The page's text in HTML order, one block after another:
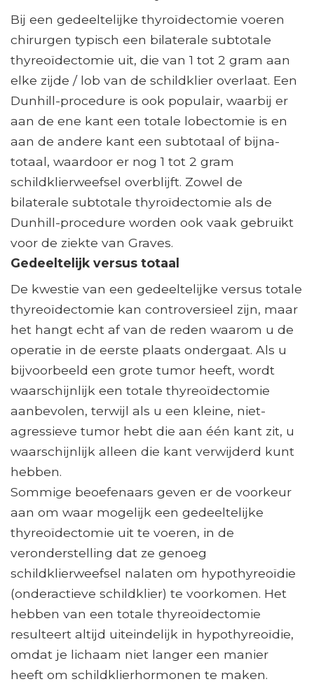
Bij een gedeeltelijke thyroïdectomie voeren
chirurgen typisch een bilaterale subtotale
thyreoïdectomie uit, die van 1 tot 2 gram aan
elke zijde / lob van de schildklier overlaat. Een
Dunhill-procedure is ook populair, waarbij er
aan de ene kant een totale lobectomie is en
aan de andere kant een subtotaal of bijna-
totaal, waardoor er nog 1 tot 2 gram
schildklierweefsel overblijft. Zowel de
bilaterale subtotale thyroïdectomie als de
Dunhill-procedure worden ook vaak gebruikt
voor de ziekte van Graves.
Gedeeltelijk versus totaal
De kwestie van een gedeeltelijke versus totale
thyreoïdectomie kan controversieel zijn, maar
het hangt echt af van de reden waarom u de
operatie in de eerste plaats ondergaat. Als u
bijvoorbeeld een grote tumor heeft, wordt
waarschijnlijk een totale thyreoïdectomie
aanbevolen, terwijl als u een kleine, niet-
agressieve tumor hebt die aan één kant zit, u
waarschijnlijk alleen die kant verwijderd kunt
hebben.
Sommige beoefenaars geven er de voorkeur
aan om waar mogelijk een gedeeltelijke
thyreoïdectomie uit te voeren, in de
veronderstelling dat ze genoeg
schildklierweefsel nalaten om hypothyreoïdie
(onderactieve schildklier) te voorkomen. Het
hebben van een totale thyreoïdectomie
resulteert altijd uiteindelijk in hypothyreoïdie,
omdat je lichaam niet langer een manier
heeft om schildklierhormonen te maken.